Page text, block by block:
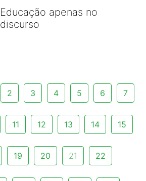
Educação apenas no
discurso
2 3 4 5 6 7
11 12 13 14 15
19 20 21 22